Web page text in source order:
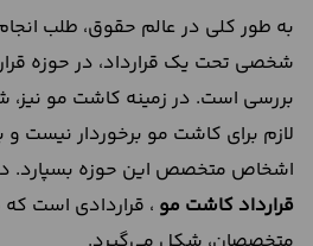
به طور کلی در عالم حقوق، طلب
شخصی تحت یک قرارداد، در حوزه
بررسی است. در زمینه کاشت مو
لازم برای کاشت مو برخوردار نیست
اشخاص متخصص این حوزه بسپارد. در
قرارداد کاشت مو ، قراردادی است